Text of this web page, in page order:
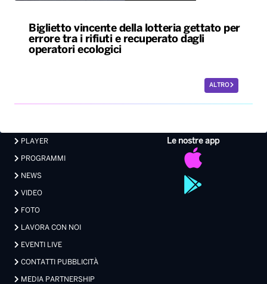
Biglietto vincente della lotteria gettato per
errore tra i rifiuti e recuperato dagli
operatori ecologici
ALTRO
Le nostre app
PLAYER
PROGRAMMI
NEWS
VIDEO
FOTO
LAVORA CON NOI
EVENTI LIVE
CONTATTI PUBBLICITÀ
MEDIA PARTNERSHIP